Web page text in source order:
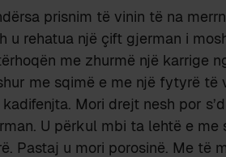
prisnim të vinin të na
u rehatua një çift gjerman i
me zhurmë një karrige
me sqimë e me një fytyrë
Mori drejt nesh por
U përkul mbi ta lehtë e me
Pastaj u mori porosinë. Me të